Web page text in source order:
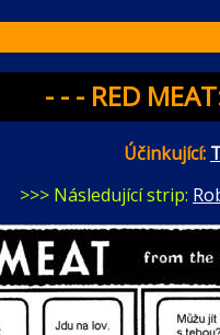
- - - RED
Účinkující:
>>> Následující strip: